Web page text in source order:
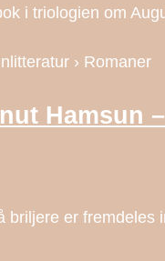
i triologien om
› Romaner
Hamsun
briljere er